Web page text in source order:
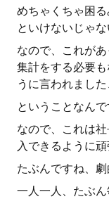
めちゃくちゃ困
といけないじゃな
なので、これが
集計をする必要
うに言われまし
ということなんで
なので、これは
入できるように
たぶんですね、
一人一人、たぶん